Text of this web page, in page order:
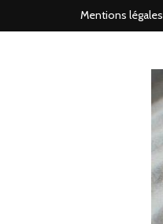
Mentions légales